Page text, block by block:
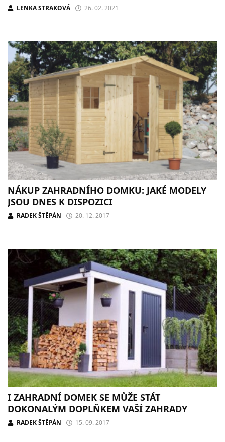
LENKA STRAKOVÁ 26. 02. 2021
NÁKUP ZAHRADNÍHO DOMKU: JAKÉ MODELY
JSOU DNES K DISPOZICI
RADEK ŠTĚPÁN 20. 12. 2017
I ZAHRADNÍ DOMEK SE MŮŽE STÁT
DOKONALÝM DOPLŇKEM VAŠÍ ZAHRADY
RADEK ŠTĚPÁN 15. 09. 2017